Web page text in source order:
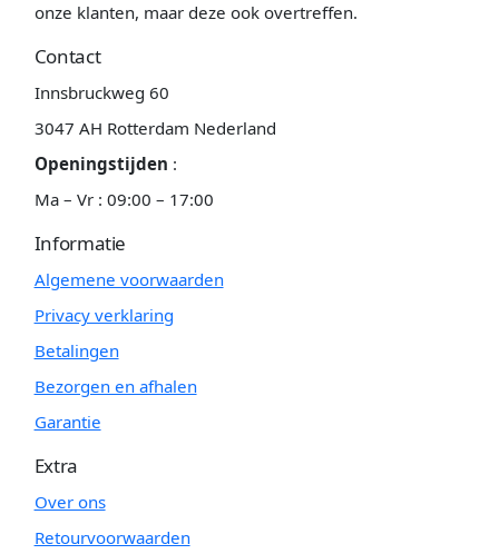
onze klanten, maar deze ook overtreffen.
Contact
Innsbruckweg 60
3047 AH Rotterdam Nederland
Openingstijden :
Ma – Vr : 09:00 – 17:00
Informatie
Algemene voorwaarden
Privacy verklaring
Betalingen
Bezorgen en afhalen
Garantie
Extra
Over ons
Retourvoorwaarden